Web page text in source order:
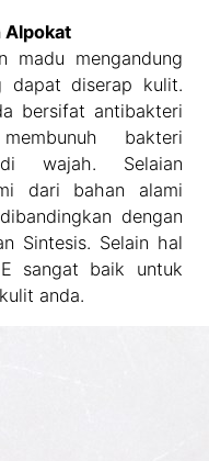
Alpokat
madu mengandung
dapat diserap kulit.
bersifat antibakteri
bakteri
wajah. Selaian
dari bahan alami
dengan
Sintesis. Selain hal
sangat baik untuk
anda.